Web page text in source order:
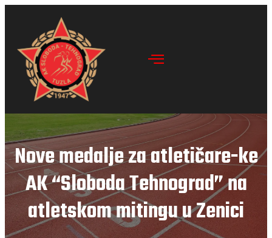
Nove medalje za atletičare-ke
AK “Sloboda Tehnograd” na
atletskom mitingu u Zenici